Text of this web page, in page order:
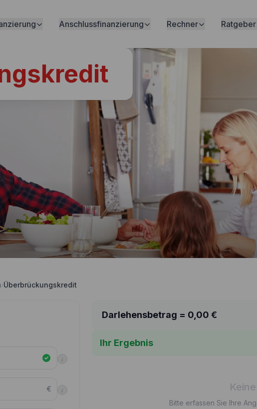
Anschlussfinanzierung Rechner Ratgeber
›Überbrückungskredit
i
€ i
Darlehensbetrag = 0,00 €
Ihr Ergebnis
Bitte erfassen Sie Ihre